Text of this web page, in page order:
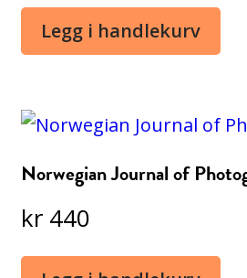
Legg i handlekurv
Norwegian Journal of
kr 440